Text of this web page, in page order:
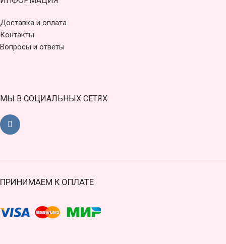
Доставка и оплата
Контакты
Вопросы и ответы
МЫ В СОЦИАЛЬНЫХ СЕТЯХ
ПРИНИМАЕМ К ОПЛАТЕ